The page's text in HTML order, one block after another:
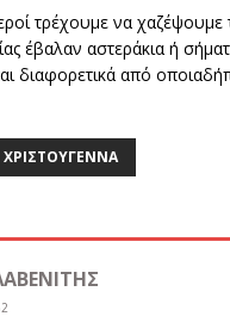
τρέχουμε να χαζέψουμε
έβαλαν αστεράκια ή
διαφορετικά από
ΧΡΙΣΤΟΎΓΕΝΝΑ